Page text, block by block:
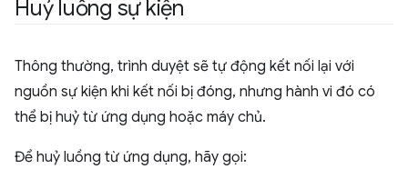
Huỷ luồng sự kiện
Thông thường, trình duyệt sẽ tự động kết nối lại với
nguồn sự kiện khi kết nối bị đóng, nhưng hành vi đó có
thể bị huỷ từ ứng dụng hoặc máy chủ.
Để huỷ luồng từ ứng dụng, hãy gọi: